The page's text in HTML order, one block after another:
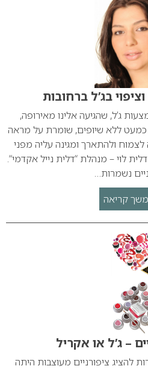
בג’ל ברחובות
ג’ל, שהגיעה אלינו מאירופה,
כמעט ללא שיופים, שומרת על מראה
ולהתארך ומגינה עליה מפני
לוי – מנהלת “דלית נייל אקדמי“.
נשמרות…
קריאה
– ג’ל או אקריל
להציג ציפורניים מעוצבות היתה